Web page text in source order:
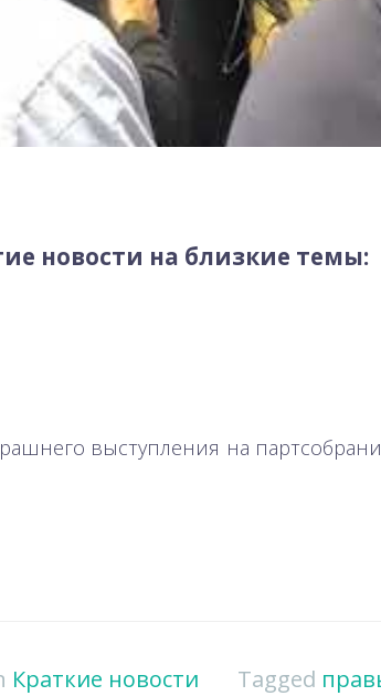
новости на близкие темы:
выступления на
Краткие новости Tagged